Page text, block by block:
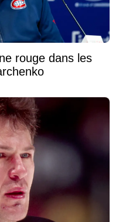
rouge dans les